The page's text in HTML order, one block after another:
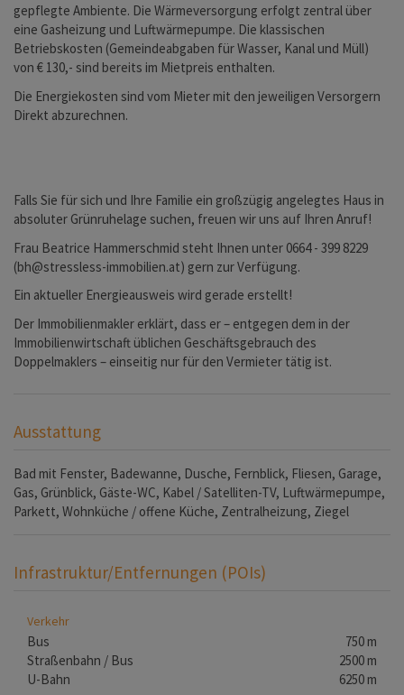
gepflegte Ambiente. Die Wärmeversorgung erfolgt zentral über
eine Gasheizung und Luftwärmepumpe. Die klassischen
Betriebskosten (Gemeindeabgaben für Wasser, Kanal und Müll)
von € 130,- sind bereits im Mietpreis enthalten.
Die Energiekosten sind vom Mieter mit den jeweiligen Versorgern
Direkt abzurechnen.
Falls Sie für sich und Ihre Familie ein großzügig angelegtes Haus in
absoluter Grünruhelage suchen, freuen wir uns auf Ihren Anruf!
Frau Beatrice Hammerschmid steht Ihnen unter 0664 - 399 8229
(bh@stressless-immobilien.at) gern zur Verfügung.
Ein aktueller Energieausweis wird gerade erstellt!
Der Immobilienmakler erklärt, dass er – entgegen dem in der
Immobilienwirtschaft üblichen Geschäftsgebrauch des
Doppelmaklers – einseitig nur für den Vermieter tätig ist.
Ausstattung
Bad mit Fenster Badewanne Dusche Fernblick Fliesen Garage
Gas Grünblick Gäste-WC Kabel / Satelliten-TV Luftwärmepumpe
Parkett Wohnküche / offene Küche Zentralheizung Ziegel
Infrastruktur/Entfernungen (POIs)
Verkehr
Bus
750 m
Straßenbahn / Bus
2500 m
U-Bahn
6250 m